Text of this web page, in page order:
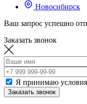
Новосибирск
Ваш запрос успешно
Заказать звонок
Я принимаю условия
Заказать звонок